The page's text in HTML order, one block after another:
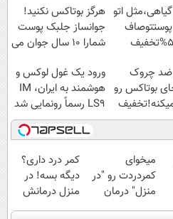
اتو هرگز بوتاکس نکنید!
جوانساز جلبک پوست
شمارا ۱۰ سال جوان می
ضد چروک
بوتاکس رو
ورود یک غول لوکس و
هوشمند به ایران، IM
LS9 رسماً رونمایی شد
میخوای
کمردردت رو "در
منزل" درمان
کنی؟ (◂فیلم +
کمر درد داری؟
دیگه بسه! در
منزل درمانش
کن